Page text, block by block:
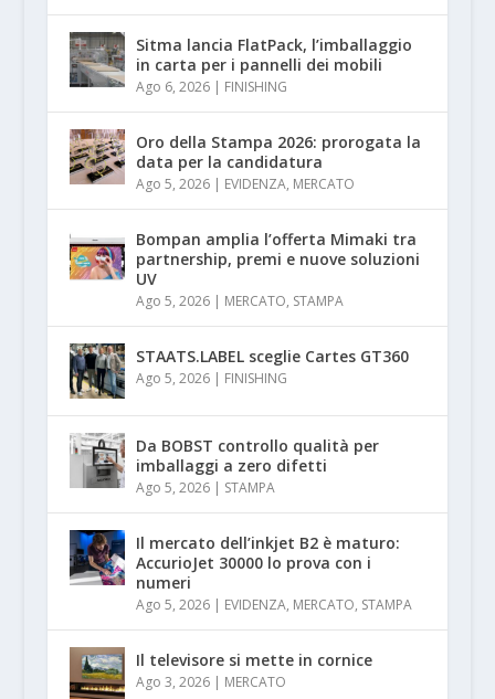
Sitma lancia FlatPack, l’imballaggio
in carta per i pannelli dei mobili
Ago 6, 2026| FINISHING
Oro della Stampa 2026: prorogata la
data per la candidatura
Ago 5, 2026| EVIDENZA, MERCATO
Bompan amplia l’offerta Mimaki tra
partnership, premi e nuove soluzioni
UV
Ago 5, 2026| MERCATO, STAMPA
STAATS.LABEL sceglie Cartes GT360
Ago 5, 2026| FINISHING
Da BOBST controllo qualità per
imballaggi a zero difetti
Ago 5, 2026| STAMPA
Il mercato dell’inkjet B2 è maturo:
AccurioJet 30000 lo prova con i
numeri
Ago 5, 2026| EVIDENZA, MERCATO, STAMPA
Il televisore si mette in cornice
Ago 3, 2026| MERCATO